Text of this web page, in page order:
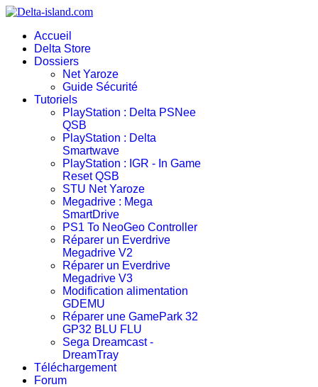
Accueil
Delta Store
Dossiers
Net Yaroze
Guide Sécurité
Tutoriels
PlayStation : Delta PSNee
QSB
PlayStation : Delta
Smartwave
PlayStation : IGR - In Game
Reset QSB
STU Net Yaroze
Megadrive : Mega
SmartDrive
PS1 To NeoGeo Controller
Réparer un Everdrive
Megadrive V2
Réparer un Everdrive
Megadrive V3
Modification alimentation
GDEMU
Réparer une GamePark 32
GP32 BLU FLU
Sega Dreamcast -
DreamTray
Téléchargement
Forum